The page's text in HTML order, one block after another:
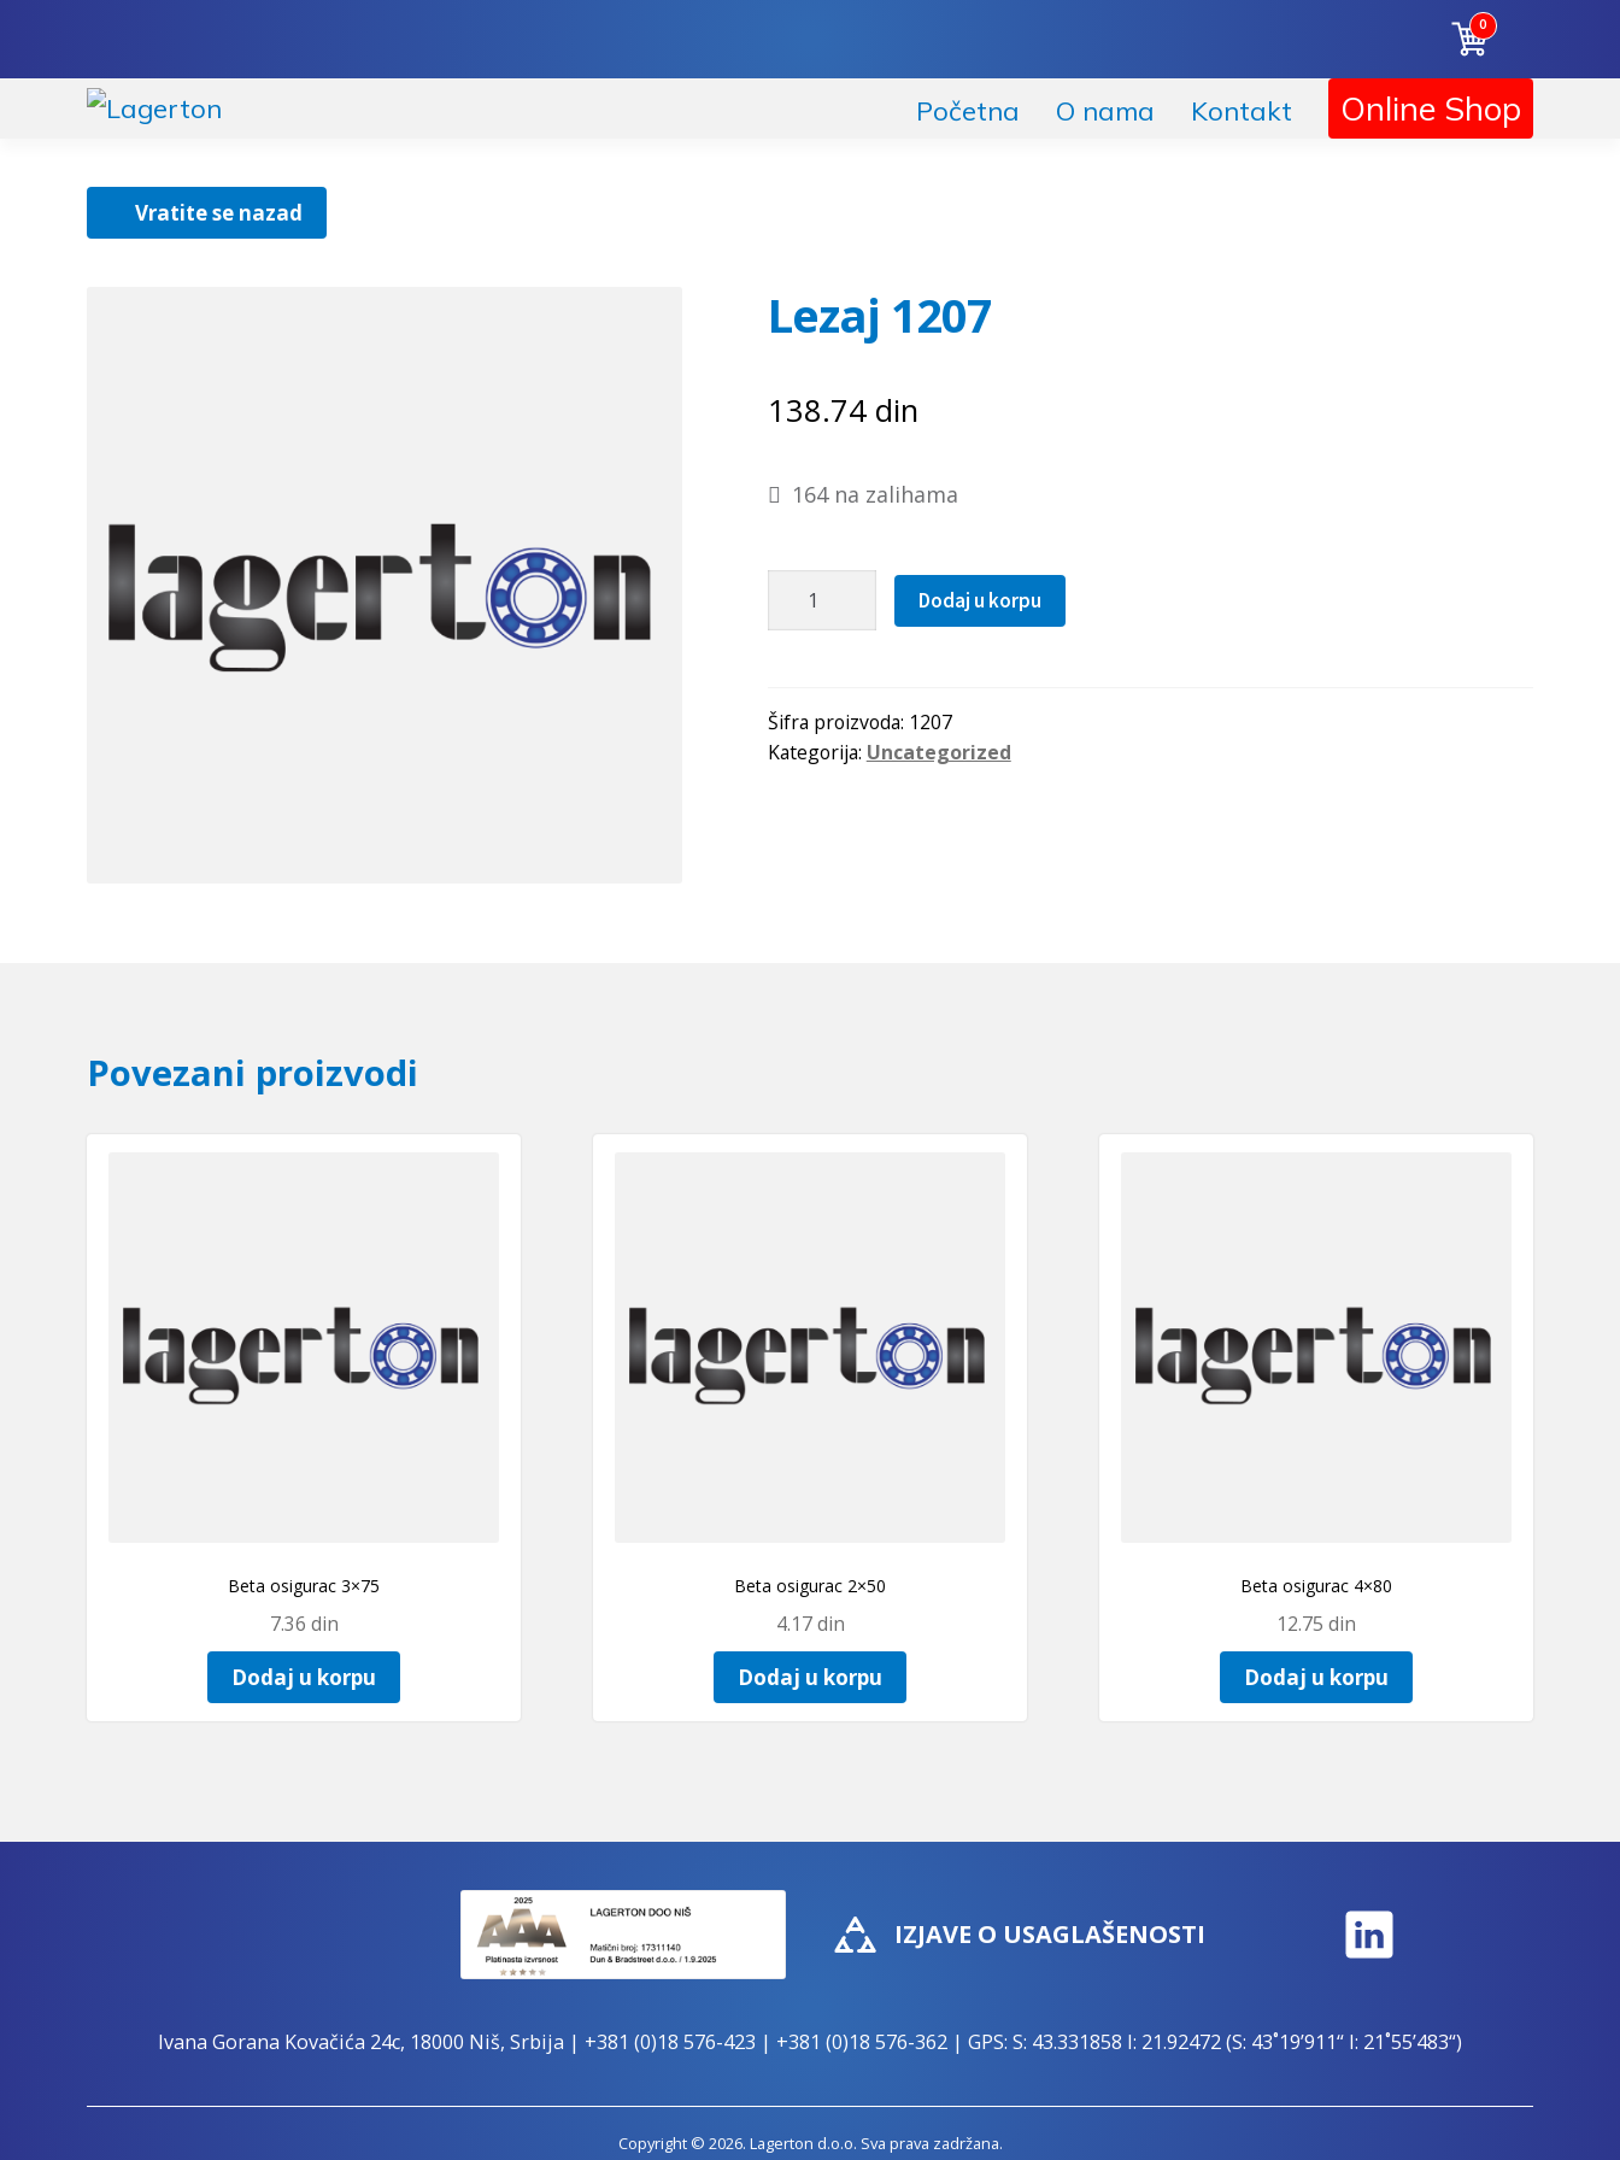
0
navigaciju
sadržaj
Početna O nama Kontakt Online Shop
Vratite se nazad
Lezaj 1207
138.74 din
164 na zalihama
Lezaj
Dodaj u korpu
Šifra proizvoda: 1207
Kategorija: Uncategorized
Povezani proizvodi
Beta osigurac 3×75
7.36 din
Dodaj u korpu
Beta osigurac 2×50
4.17din
Dodaj u korpu
Beta osigurac 4×80
12.75 din
Dodaj u korpu
IZJAVE O USAGLAŠENOSTI
Ivana Gorana Kovačića 24c, 18000 Niš, Srbija | +381 (0)18 576-423 | +381 (0)18 576-362 | GPS: S: 43.331858 I: 21.92472 (S: 43˚19’911“ I: 21˚55’483“)
Copyright © 2026. Lagerton d.o.o. Sva prava zadržana.